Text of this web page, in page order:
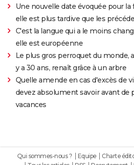
Une nouvelle date évoquée pour la
elle est plus tardive que les
C'est la langue qui a le moins
elle est européenne
Le plus gros perroquet du monde,
y a 30 ans, renaît grâce à un arbre
Quelle amende en cas d'excès de
devez absolument savoir avant de
vacances
Qui sommes-nous ? Equipe Charte